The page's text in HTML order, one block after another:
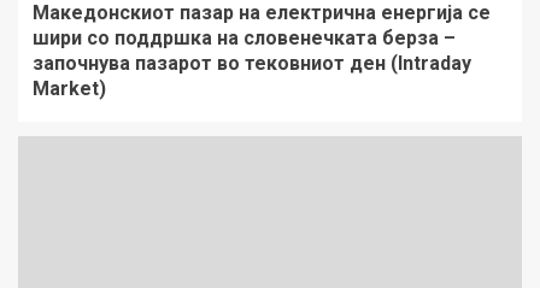
Македонскиот пазар на електрична енергија се
шири со поддршка на словенечката берза –
започнува пазарот во тековниот ден (Intraday
Market)